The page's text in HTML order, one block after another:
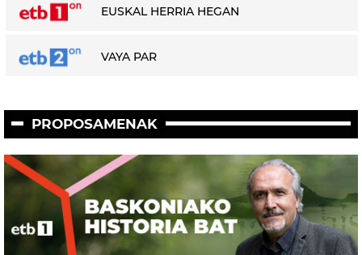
EUSKAL HERRIA HEGAN
VAYA PAR
PROPOSAMENAK